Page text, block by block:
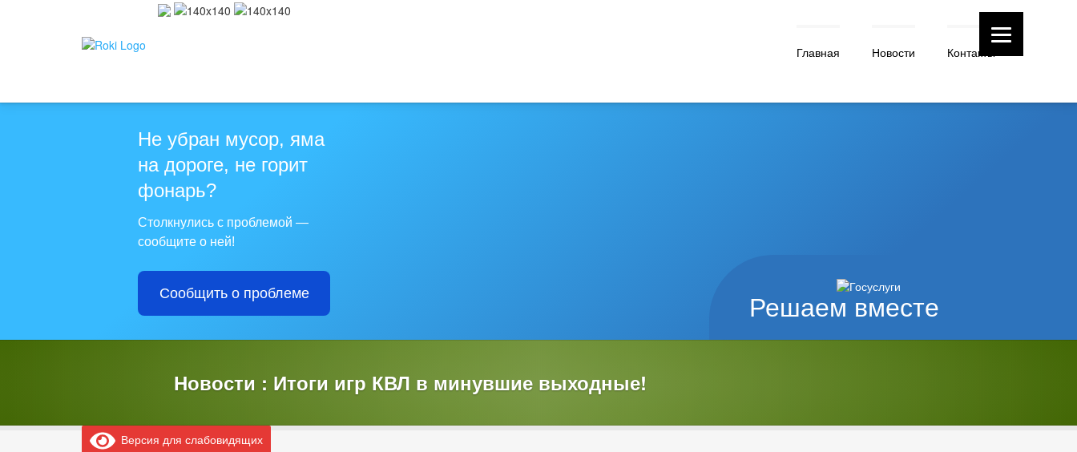
Главная Новости Контакты
Решаем вместе
Не убран мусор, яма
на дороге, не горит
фонарь?
Столкнулись с проблемой —
сообщите о ней!
Сообщить о проблеме
Новости : Итоги игр КВЛ в минувшие выходные!
Версия для слабовидящих